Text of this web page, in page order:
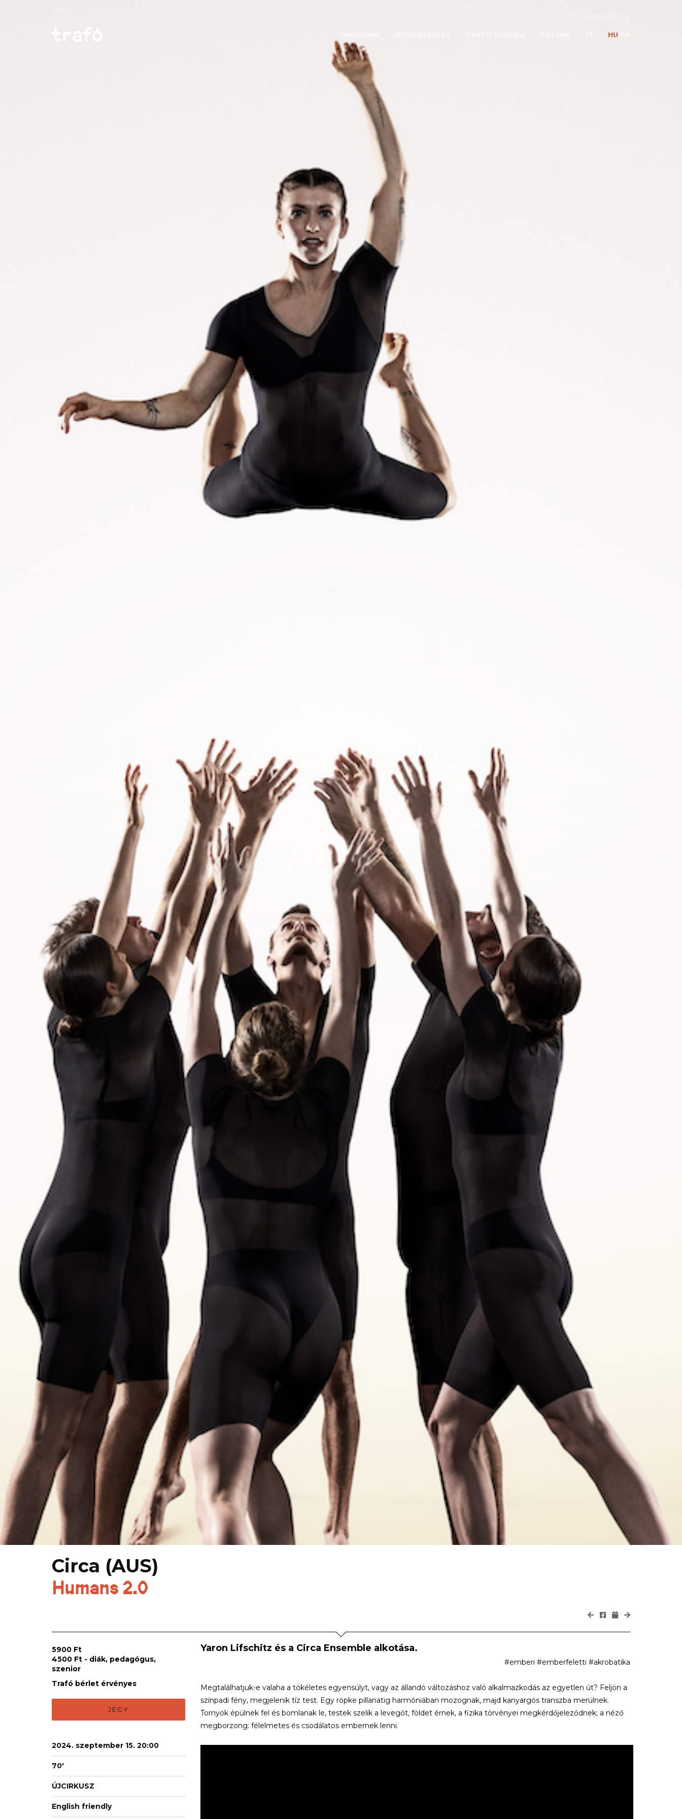
HU
Circa (AUS)
Humans 2.0
5900 Ft
4500 Ft - diák, pedagógus,
szenior
Trafó bérlet érvényes
JEGY
2024. szeptember 15. 20:00
70'
ÚJCIRKUSZ
English friendly
Yaron Lifschitz és a Circa Ensemble alkotása.
#emberi #emberfeletti #akrobatika
Megtalálhatjuk-e valaha a tökéletes egyensúlyt, vagy az állandó változáshoz való alkalmazkodás az egyetlen út? Feljön a
színpadi fény, megjelenik tíz test. Egy röpke pillanatig harmóniában mozognak, majd kanyargós transzba merülnek.
Tornyok épülnek fel és bomlanak le, testek szelik a levegőt, földet érnek, a fizika törvényei megkérdőjeleződnek; a néző
megborzong: félelmetes és csodálatos embernek lenni.